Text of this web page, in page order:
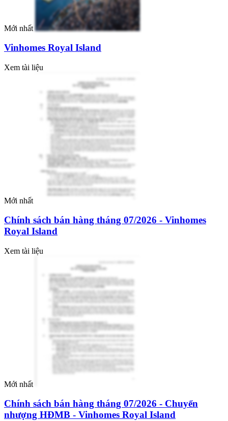
Mới nhất
Vinhomes Royal Island
Xem tài liệu
Mới nhất
Chính sách bán hàng tháng 07/2026 - Vinhomes
Royal Island
Xem tài liệu
Mới nhất
Chính sách bán hàng tháng 07/2026 - Chuyển
nhượng HĐMB - Vinhomes Royal Island